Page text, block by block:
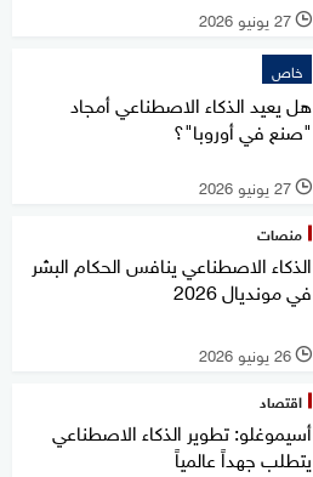
l 27 يونيو 2026
خاص
هل يعيد الذكاء الاصطناعي أمجاد
"صنع في أوروبا"؟
l 27 يونيو 2026
منصات
الذكاء الاصطناعي ينافس الحكام البشر
في مونديال 2026
l 26 يونيو 2026
اقتصاد
أسيموغلو: تطوير الذكاء الاصطناعي
يتطلب جهداً عالمياً